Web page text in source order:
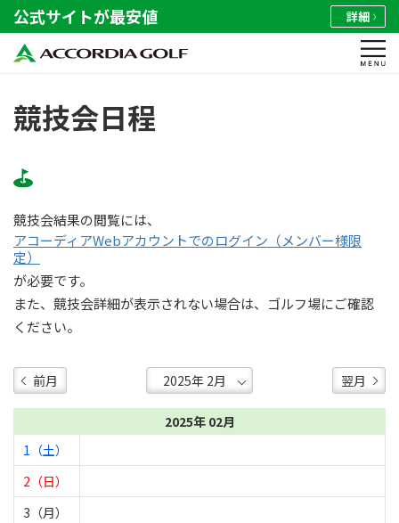
公式サイトが最安値 詳細
競技会日程
競技会結果の閲覧には、
アコーディアWebアカウントでのログイン（メンバー様限
定）
が必要です。
また、競技会詳細が表示されない場合は、ゴルフ場にご確認
ください。
前月 翌月
2025年 02月
1（土）
2（日）
3（月）